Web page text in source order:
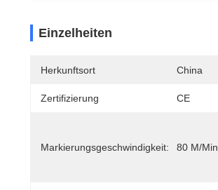
Einzelheiten
Herkunftsort China
Zertifizierung CE
Markierungsgeschwindigkeit: 80 M/min